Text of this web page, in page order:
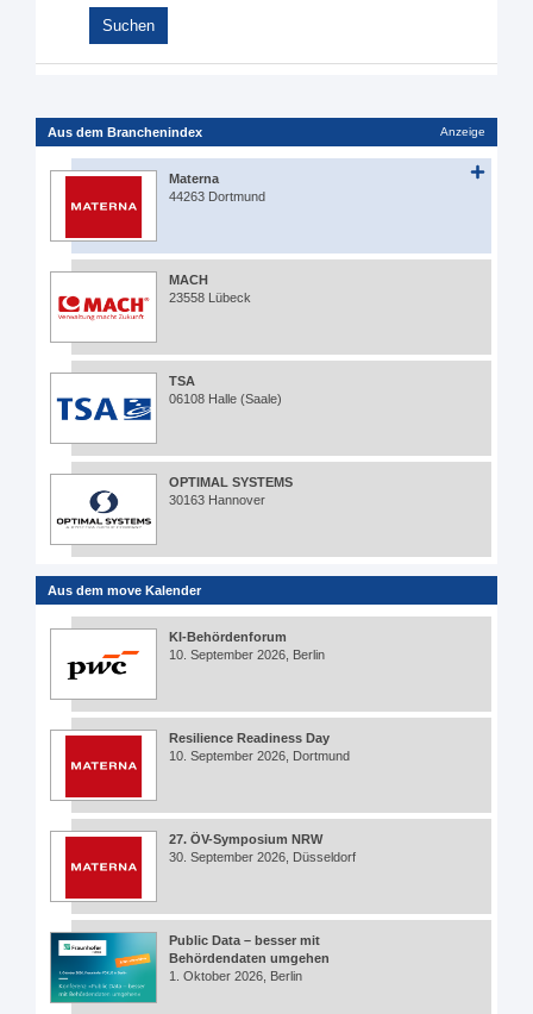
Aus dem Branchenindex Anzeige
Materna
44263 Dortmund
MACH
23558 Lübeck
TSA
06108 Halle (Saale)
OPTIMAL SYSTEMS
30163 Hannover
Aus dem move Kalender
KI-Behördenforum
10. September 2026, Berlin
Resilience Readiness Day
10. September 2026, Dortmund
27. ÖV-Symposium NRW
30. September 2026, Düsseldorf
Public Data – besser mit
Behördendaten umgehen
1. Oktober 2026, Berlin